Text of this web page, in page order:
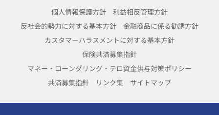
個人情報保護方針
利益相反管理方針
反社会的勢力に対する基本方針
金融商品に係る勧誘方針
カスタマーハラスメントに対する基本方針
保険共済募集指針
マネー・ローンダリング・テロ資金供与対策ポリシー
共済募集指針
リンク集 サイトマップ